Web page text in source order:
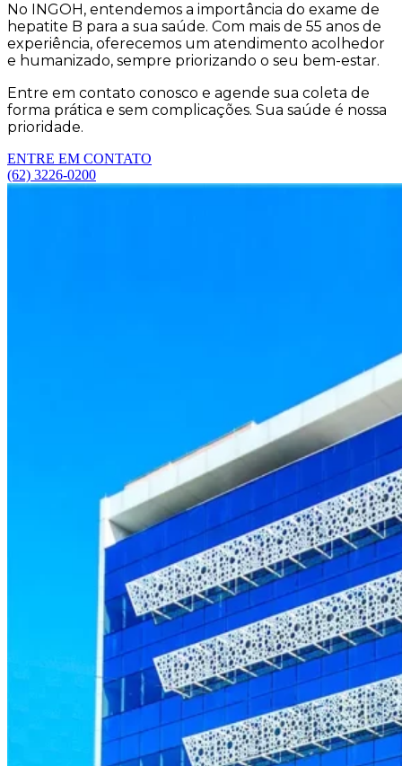
No INGOH, entendemos a importância do exame de
hepatite B para a sua saúde. Com mais de 55 anos de
experiência, oferecemos um atendimento acolhedor
e humanizado, sempre priorizando o seu bem-estar.
Entre em contato conosco e agende sua coleta de
forma prática e sem complicações. Sua saúde é nossa
prioridade.
ENTRE EM CONTATO
(62) 3226-0200